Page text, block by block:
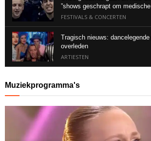
”shows geschrapt om medische
FESTIVALS & CONCERTEN
Tragisch nieuws:
overleden
ARTIESTEN
buitenland
Bizarre post van Memphis
ophef
ARTIESTEN
Muziekprogramma's